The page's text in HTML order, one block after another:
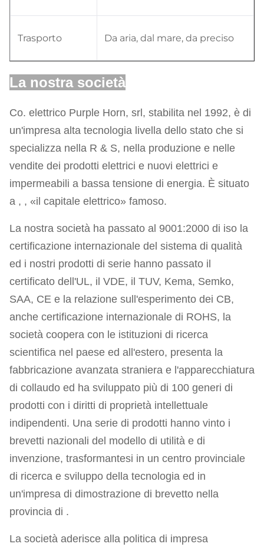
Trasporto Da aria, dal mare, da preciso
La nostra società
Co. elettrico Purple Horn, srl, stabilita nel 1992, è di
un'impresa alta tecnologia livella dello stato che si
specializza nella R & S, nella produzione e nelle
vendite dei prodotti elettrici e nuovi elettrici e
impermeabili a bassa tensione di energia. È situato
a , , «il capitale elettrico» famoso.
La nostra società ha passato al 9001:2000 di iso la
certificazione internazionale del sistema di qualità
ed i nostri prodotti di serie hanno passato il
certificato dell'UL, il VDE, il TUV, Kema, Semko,
SAA, CE e la relazione sull'esperimento dei CB,
anche certificazione internazionale di ROHS, la
società coopera con le istituzioni di ricerca
scientifica nel paese ed all'estero, presenta la
fabbricazione avanzata straniera e l'apparecchiatura
di collaudo ed ha sviluppato più di 100 generi di
prodotti con i diritti di proprietà intellettuale
indipendenti. Una serie di prodotti hanno vinto i
brevetti nazionali del modello di utilità e di
invenzione, trasformantesi in un centro provinciale
di ricerca e sviluppo della tecnologia ed in
un'impresa di dimostrazione di brevetto nella
provincia di .
La società aderisce alla politica di impresa